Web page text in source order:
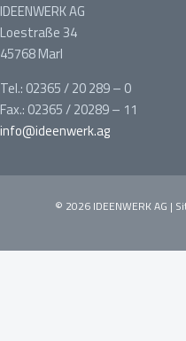
IDEENWERK AG
Loestraße 34
45768 Marl
Tel.: 02365 / 20 289 – 0
Fax.: 02365 / 20289 – 11
info@ideenwerk.ag
© 2026 IDEENWERK AG |